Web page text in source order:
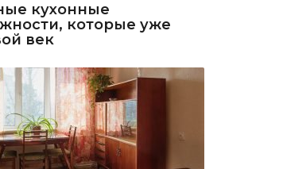
кухонные
которые уже
век